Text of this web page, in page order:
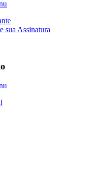
sua Assinatura